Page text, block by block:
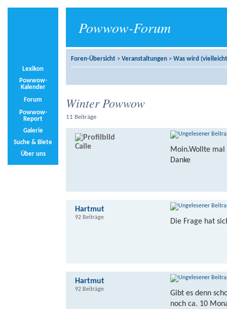
Powwow-Forum
Lexikon
Powwow-
Kalender
Forum
Powwow-
Report
Galerie
Suche & Biete
Über uns
Foren-Übersicht > Veranstaltungen > Was wird
Winter Powwow
11 Beiträge
Moin.Wollte mal
Danke
Calle
Die Frage hat
Hartmut
92 Beiträge
Gibt es denn
noch ca. 10
Hartmut
92 Beiträge